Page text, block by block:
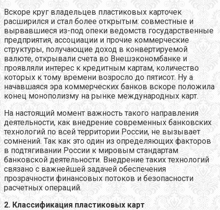
Вскоре круг владельцев пластиковых карточек
расширился и стал более открытым: совместные и
вырвавшиеся из-под опеки ведомств государственные
предприятия, ассоциации и прочие коммерческие
структуры, получающие доход в конвертируемой
валюте, открывали счета во Внешэкономбанке и
проявляли интерес к кредитным картам, количество
которых к тому времени возросло до пятисот. Ну а
начавшаяся эра коммерческих банков вскоре положила
конец монополизму на рынке международных карт.
На настоящий момент важность такого направления
деятельности, как внедрение современных банковских
технологий по всей территории России, не вызывает
сомнений. Так как это один из определяющих факторов
в подтягивании России к мировым стандартам
банковской деятельности. Внедрение таких технологий
связано с важнейшей задачей обеспечения
прозрачности финансовых потоков и безопасности
расчетных операций.
2. Классификация пластиковых карт